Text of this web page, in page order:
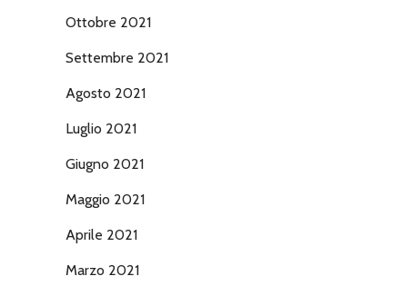
Ottobre 2021
Settembre 2021
Agosto 2021
Luglio 2021
Giugno 2021
Maggio 2021
Aprile 2021
Marzo 2021